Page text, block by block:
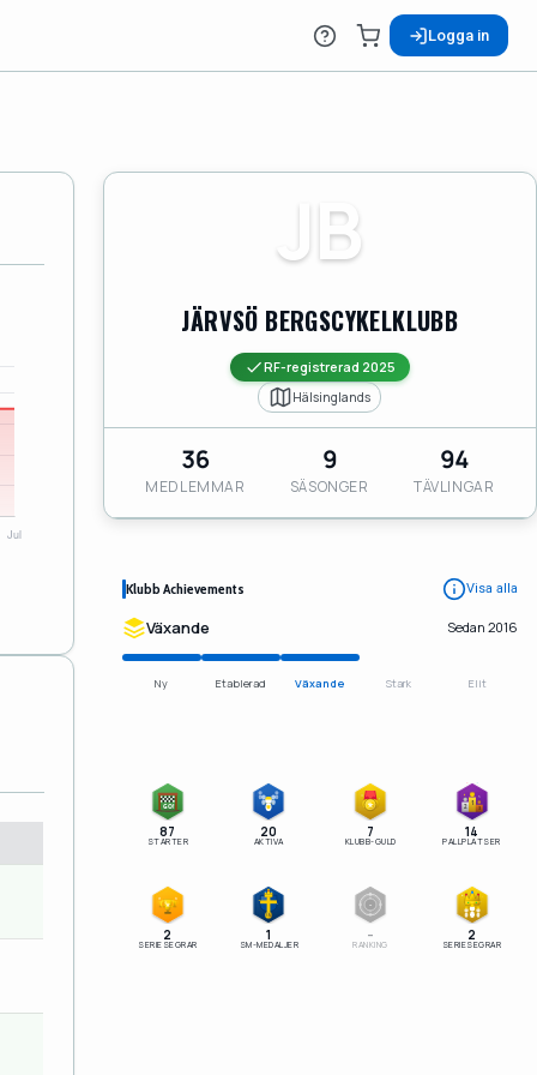
Logga in
JB
JÄRVSÖ BERGSCYKELKLUBB
RF-registrerad 2025
Hälsinglands
36
MEDLEMMAR
9
SÄSONGER
94
TÄVLINGAR
Klubb Achievements Visa alla
Växande Sedan 2016
Ny Etablerad Växande Stark Elit
GO!
87
STARTER
20
AKTIVA
7
KLUBB-GULD
2 1
3
14
PALLPLATSER
2
SERIESEGRAR
SM
1
SM-MEDALJER
–
–
RANKING
2
SERIESEGRAR